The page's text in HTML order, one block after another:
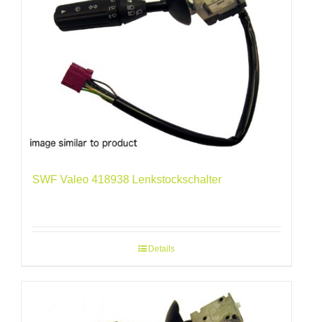
SWF Valeo 418938 Lenkstockschalter
Details